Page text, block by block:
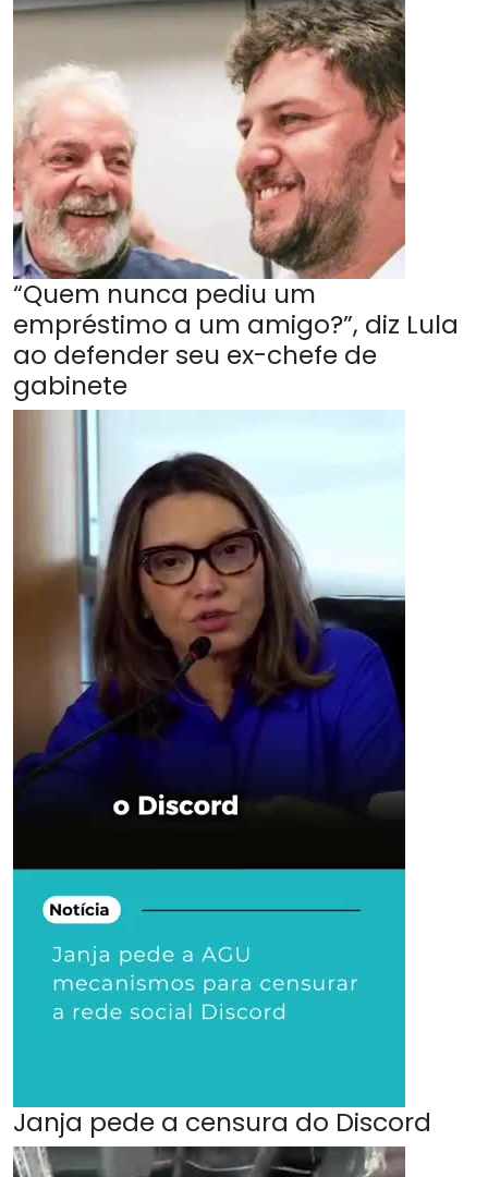
“Quem nunca pediu um
empréstimo a um amigo?”, diz Lula
ao defender seu ex-chefe de
gabinete
Janja pede a censura do Discord